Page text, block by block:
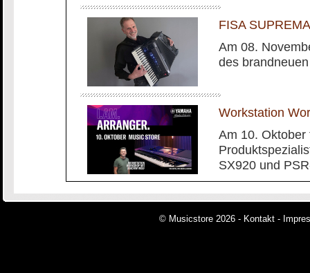
FISA
Am 08.
des
Workstation
Am 10.
SX920 und
© Musicstore 2026 - Kontakt -